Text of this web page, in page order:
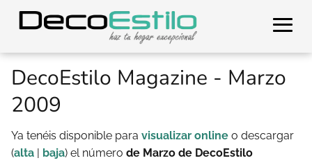
DecoEstilo Magazine - Marzo
2009
Ya tenéis disponible para visualizar online o descargar
(alta | baja) el número de Marzo de DecoEstilo